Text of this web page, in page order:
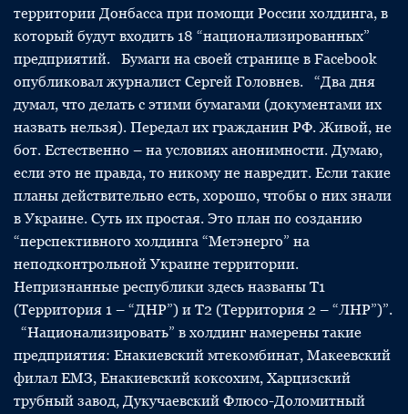
территории Донбасса при помощи России холдинга, в
который будут входить 18 “национализированных”
предприятий. Бумаги на своей странице в Facebook
опубликовал журналист Сергей Головнев. “Два дня
думал, что делать с этими бумагами (документами их
назвать нельзя). Передал их гражданин РФ. Живой, не
бот. Естественно – на условиях анонимности. Думаю,
если это не правда, то никому не навредит. Если такие
планы действительно есть, хорошо, чтобы о них знали
в Украине. Суть их простая. Это план по созданию
“перспективного холдинга “Метэнерго” на
неподконтрольной Украине территории.
Непризнанные республики здесь названы Т1
(Территория 1 – “ДНР”) и Т2 (Территория 2 – “ЛНР”)”.
“Национализировать” в холдинг намерены такие
предприятия: Енакиевский мтекомбинат, Макеевский
филал ЕМЗ, Енакиевский коксохим, Харцизский
трубный завод, Дукучаевский Флюсо-Доломитный